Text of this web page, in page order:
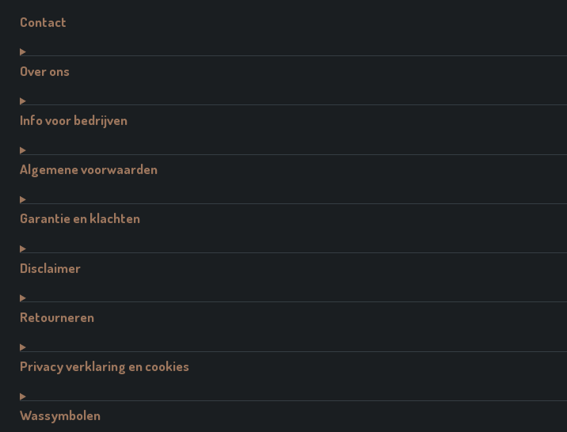
Contact
Over ons
Info voor bedrijven
Algemene voorwaarden
Garantie en klachten
Disclaimer
Retourneren
Privacy verklaring en cookies
Wassymbolen